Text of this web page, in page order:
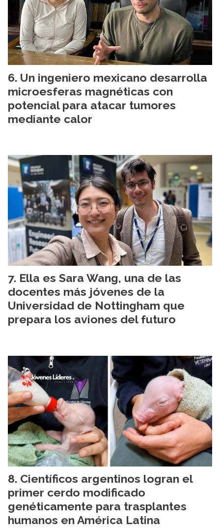
Un ingeniero mexicano desarrolla
microesferas magnéticas con
potencial para atacar tumores
mediante calor
Ella es Sara Wang, una de las
docentes más jóvenes de la
Universidad de Nottingham que
prepara los aviones del futuro
Científicos argentinos logran el
primer cerdo modificado
genéticamente para trasplantes
humanos en América Latina